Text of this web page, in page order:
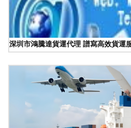
深圳市鴻騰達貨運代理 譜寫高效貨運